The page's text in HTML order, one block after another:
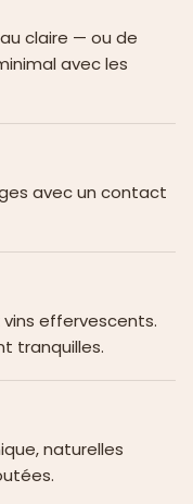
claire — ou de
avec les
avec un contact
vins effervescents.
tranquilles.
naturelles